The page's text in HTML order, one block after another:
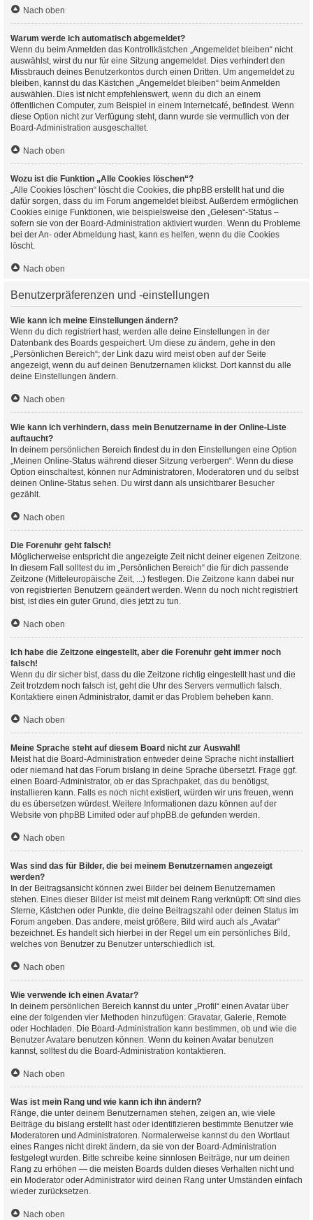
Nach oben
Warum werde ich automatisch abgemeldet?
Wenn du beim Anmelden das Kontrollkästchen „Angemeldet bleiben“ nicht
auswählst, wirst du nur für eine Sitzung angemeldet. Dies verhindert den
Missbrauch deines Benutzerkontos durch einen Dritten. Um angemeldet zu
bleiben, kannst du das Kästchen „Angemeldet bleiben“ beim Anmelden
auswählen. Dies ist nicht empfehlenswert, wenn du dich an einem
öffentlichen Computer, zum Beispiel in einem Internetcafé, befindest. Wenn
diese Option nicht zur Verfügung steht, dann wurde sie vermutlich von der
Board-Administration ausgeschaltet.
Nach oben
Wozu ist die Funktion „Alle Cookies löschen“?
„Alle Cookies löschen“ löscht die Cookies, die phpBB erstellt hat und die
dafür sorgen, dass du im Forum angemeldet bleibst. Außerdem ermöglichen
Cookies einige Funktionen, wie beispielsweise den „Gelesen“-Status –
sofern sie von der Board-Administration aktiviert wurden. Wenn du Probleme
bei der An- oder Abmeldung hast, kann es helfen, wenn du die Cookies
löscht.
Nach oben
Benutzerpräferenzen und -einstellungen
Wie kann ich meine Einstellungen ändern?
Wenn du dich registriert hast, werden alle deine Einstellungen in der
Datenbank des Boards gespeichert. Um diese zu ändern, gehe in den
„Persönlichen Bereich“; der Link dazu wird meist oben auf der Seite
angezeigt, wenn du auf deinen Benutzernamen klickst. Dort kannst du alle
deine Einstellungen ändern.
Nach oben
Wie kann ich verhindern, dass mein Benutzername in der Online-Liste
auftaucht?
In deinem persönlichen Bereich findest du in den Einstellungen eine Option
„Meinen Online-Status während dieser Sitzung verbergen“. Wenn du diese
Option einschaltest, können nur Administratoren, Moderatoren und du selbst
deinen Online-Status sehen. Du wirst dann als unsichtbarer Besucher
gezählt.
Nach oben
Die Forenuhr geht falsch!
Möglicherweise entspricht die angezeigte Zeit nicht deiner eigenen Zeitzone.
In diesem Fall solltest du im „Persönlichen Bereich“ die für dich passende
Zeitzone (Mitteleuropäische Zeit, ...) festlegen. Die Zeitzone kann dabei nur
von registrierten Benutzern geändert werden. Wenn du noch nicht registriert
bist, ist dies ein guter Grund, dies jetzt zu tun.
Nach oben
Ich habe die Zeitzone eingestellt, aber die Forenuhr geht immer noch
falsch!
Wenn du dir sicher bist, dass du die Zeitzone richtig eingestellt hast und die
Zeit trotzdem noch falsch ist, geht die Uhr des Servers vermutlich falsch.
Kontaktiere einen Administrator, damit er das Problem beheben kann.
Nach oben
Meine Sprache steht auf diesem Board nicht zur Auswahl!
Meist hat die Board-Administration entweder deine Sprache nicht installiert
oder niemand hat das Forum bislang in deine Sprache übersetzt. Frage ggf.
einen Board-Administrator, ob er das Sprachpaket, das du benötigst,
installieren kann. Falls es noch nicht existiert, würden wir uns freuen, wenn
du es übersetzen würdest. Weitere Informationen dazu können auf der
Website von phpBB Limited oder aufphpBB.de gefunden werden.
Nach oben
Was sind das für Bilder, die bei meinem Benutzernamen angezeigt
werden?
In der Beitragsansicht können zwei Bilder bei deinem Benutzernamen
stehen. Eines dieser Bilder ist meist mit deinem Rang verknüpft: Oft sind dies
Sterne, Kästchen oder Punkte, die deine Beitragszahl oder deinen Status im
Forum angeben. Das andere, meist größere, Bild wird auch als „Avatar“
bezeichnet. Es handelt sich hierbei in der Regel um ein persönliches Bild,
welches von Benutzer zu Benutzer unterschiedlich ist.
Nach oben
Wie verwende ich einen Avatar?
In deinem persönlichen Bereich kannst du unter „Profil“ einen Avatar über
eine der folgenden vier Methoden hinzufügen: Gravatar, Galerie, Remote
oder Hochladen. Die Board-Administration kann bestimmen, ob und wie die
Benutzer Avatare benutzen können. Wenn du keinen Avatar benutzen
kannst, solltest du die Board-Administration kontaktieren.
Nach oben
Was ist mein Rang und wie kann ich ihn ändern?
Ränge, die unter deinem Benutzernamen stehen, zeigen an, wie viele
Beiträge du bislang erstellt hast oder identifizieren bestimmte Benutzer wie
Moderatoren und Administratoren. Normalerweise kannst du den Wortlaut
eines Ranges nicht direkt ändern, da sie von der Board-Administration
festgelegt wurden. Bitte schreibe keine sinnlosen Beiträge, nur um deinen
Rang zu erhöhen — die meisten Boards dulden dieses Verhalten nicht und
ein Moderator oder Administrator wird deinen Rang unter Umständen einfach
wieder zurücksetzen.
Nach oben